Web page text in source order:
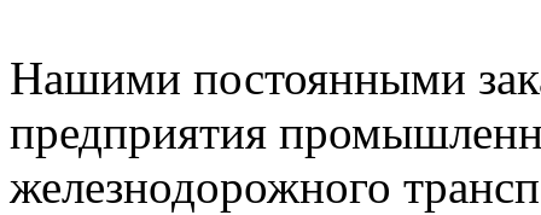
Нашими постоянными
предприятия
железнодорожного